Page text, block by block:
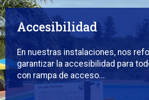
Accesibilidad
En nuestras instalaciones, nos
garantizar la accesibilidad para
con rampa de acceso...